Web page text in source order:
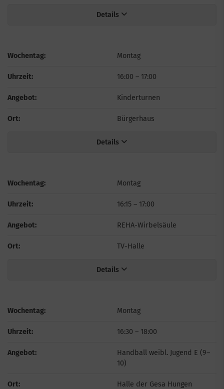
Details
Wochentag: Montag
Uhrzeit: 16:00 – 17:00
Angebot: Kinderturnen
Ort: Bürgerhaus
Details
Wochentag: Montag
Uhrzeit: 16:15 – 17:00
Angebot: REHA-Wirbelsäule
Ort: TV-Halle
Details
Wochentag: Montag
Uhrzeit: 16:30 – 18:00
Angebot:
Handball weibl. Jugend E (9–
10)
Ort: Halle der Gesa Hungen